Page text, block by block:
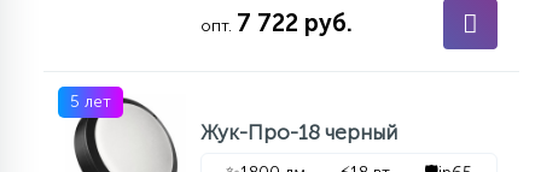
УПРАВЛЕНИЕ СВЕТОМ
КОМПЛЕКТУЮЩИЕ
опт. 7 722 руб.
5 лет
Жук-Про-18 черный